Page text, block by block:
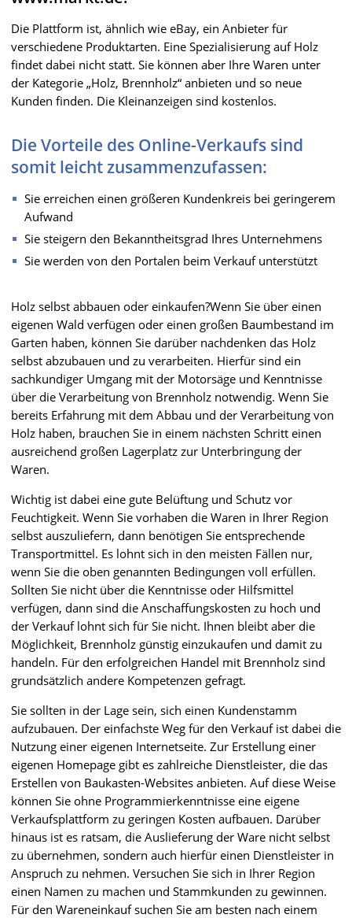
Die Plattform ist, ähnlich wie eBay, ein Anbieter für
verschiedene Produktarten. Eine Spezialisierung auf Holz
findet dabei nicht statt. Sie können aber Ihre Waren unter
der Kategorie „Holz, Brennholz“ anbieten und so neue
Kunden finden. Die Kleinanzeigen sind kostenlos.
Die Vorteile des Online-Verkaufs sind
somit leicht zusammenzufassen:
Sie erreichen einen größeren Kundenkreis bei geringerem
Aufwand
Sie steigern den Bekanntheitsgrad Ihres Unternehmens
Sie werden von den Portalen beim Verkauf unterstützt
Holz selbst abbauen oder einkaufen?Wenn Sie über einen
eigenen Wald verfügen oder einen großen Baumbestand im
Garten haben, können Sie darüber nachdenken das Holz
selbst abzubauen und zu verarbeiten. Hierfür sind ein
sachkundiger Umgang mit der Motorsäge und Kenntnisse
über die Verarbeitung von Brennholz notwendig. Wenn Sie
bereits Erfahrung mit dem Abbau und der Verarbeitung von
Holz haben, brauchen Sie in einem nächsten Schritt einen
ausreichend großen Lagerplatz zur Unterbringung der
Waren.
Wichtig ist dabei eine gute Belüftung und Schutz vor
Feuchtigkeit. Wenn Sie vorhaben die Waren in Ihrer Region
selbst auszuliefern, dann benötigen Sie entsprechende
Transportmittel. Es lohnt sich in den meisten Fällen nur,
wenn Sie die oben genannten Bedingungen voll erfüllen.
Sollten Sie nicht über die Kenntnisse oder Hilfsmittel
verfügen, dann sind die Anschaffungskosten zu hoch und
der Verkauf lohnt sich für Sie nicht. Ihnen bleibt aber die
Möglichkeit, Brennholz günstig einzukaufen und damit zu
handeln. Für den erfolgreichen Handel mit Brennholz sind
grundsätzlich andere Kompetenzen gefragt.
Sie sollten in der Lage sein, sich einen Kundenstamm
aufzubauen. Der einfachste Weg für den Verkauf ist dabei die
Nutzung einer eigenen Internetseite. Zur Erstellung einer
eigenen Homepage gibt es zahlreiche Dienstleister, die das
Erstellen von Baukasten-Websites anbieten. Auf diese Weise
können Sie ohne Programmierkenntnisse eine eigene
Verkaufsplattform zu geringen Kosten aufbauen. Darüber
hinaus ist es ratsam, die Auslieferung der Ware nicht selbst
zu übernehmen, sondern auch hierfür einen Dienstleister in
Anspruch zu nehmen. Versuchen Sie sich in Ihrer Region
einen Namen zu machen und Stammkunden zu gewinnen.
Für den Wareneinkauf suchen Sie am besten nach einem